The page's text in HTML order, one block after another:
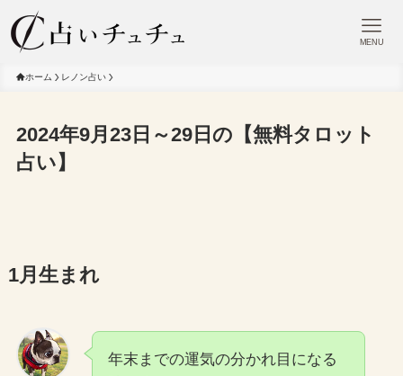
MENU
ホーム レノン占い
2024年9月23日～29日の【無料タロット
占い】
1月生まれ
年末までの運気の分かれ目になる